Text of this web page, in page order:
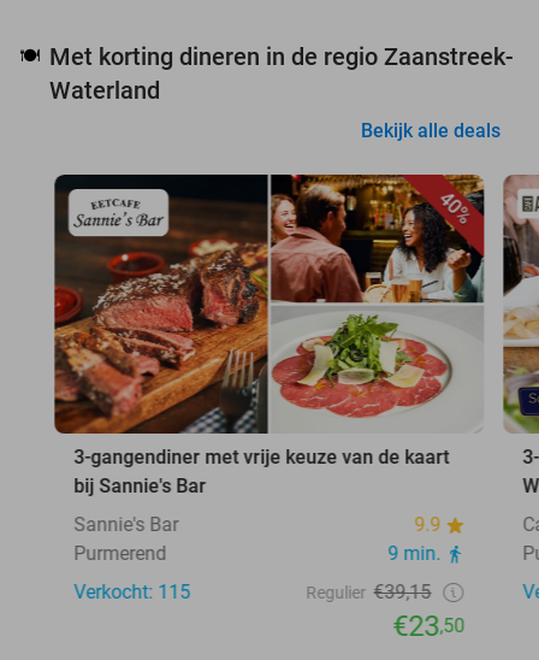
🍽️ Met korting dineren in de regio Zaanstreek-
Waterland
Bekijk alle deals
40%
3-gangendiner met vrije keuze van de kaart
bij Sannie's Bar
Sannie's Bar
9.9
Purmerend
9 min.
Verkocht: 115
Regulier €39,15
€23,50